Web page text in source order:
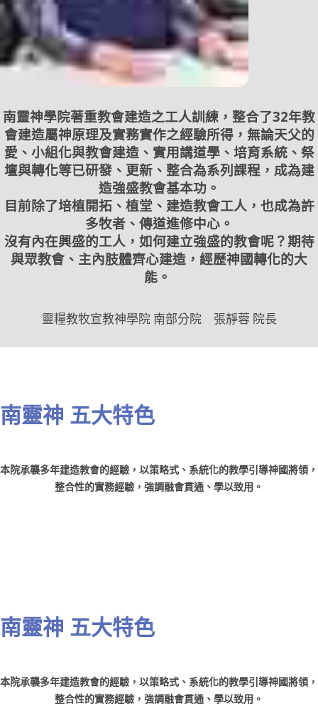
南靈神學院著重教會建造之工人訓練，整合了32年教
會建造屬神原理及實務實作之經驗所得，無論天父的
愛、小組化與教會建造、實用講道學、培育系統、祭
壇與轉化等已研發、更新、整合為系列課程，成為建
造強盛教會基本功。
目前除了培植開拓、植堂、建造教會工人，也成為許
多牧者、傳道進修中心。
沒有內在興盛的工人，如何建立強盛的教會呢？期待
與眾教會、主內肢體齊心建造，經歷神國轉化的大
能。
靈糧教牧宣教神學院 南部分院 張靜蓉 院長
南靈神 五大特色
本院承襲多年建造教會的經驗，以策略式、系統化的教學引導神國將領，
整合性的實務經驗，強調融會貫通、學以致用。
南靈神 五大特色
本院承襲多年建造教會的經驗，以策略式、系統化的教學引導神國將領，
整合性的實務經驗，強調融會貫通、學以致用。